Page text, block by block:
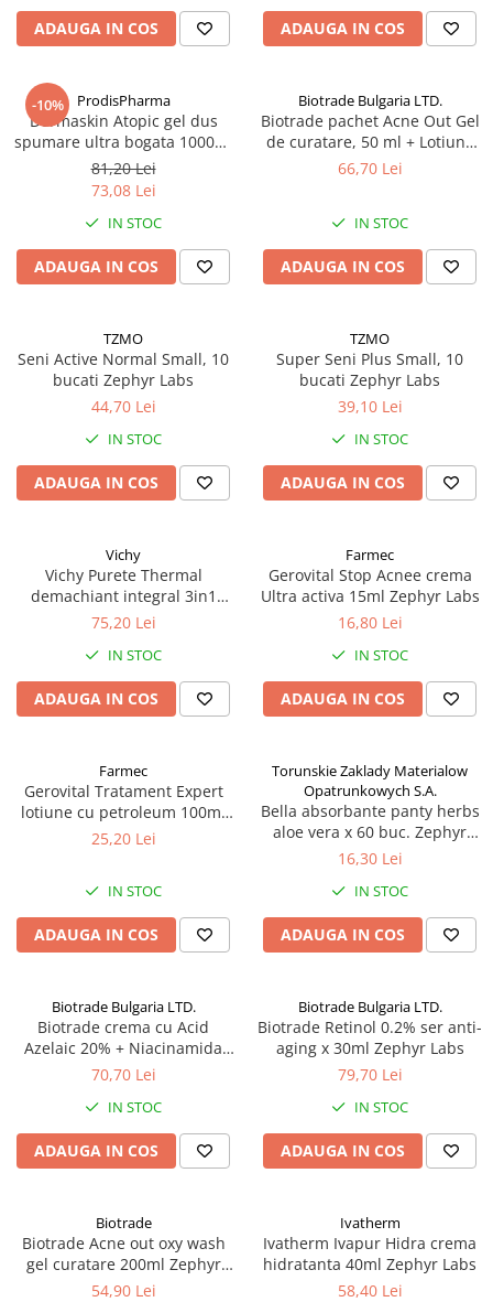
Antioxidanti
Altele-Suplimente alimentare
ADAUGA IN COS ADAUGA IN COS
-10% ProdisPharma
Dermaskin Atopic gel dus
spumare ultra bogata 1000ml
Zephyr Labs
81,20 Lei
73,08 Lei
IN STOC
ADAUGA IN COS
Biotrade Bulgaria LTD.
Biotrade pachet Acne Out Gel
de curatare, 50 ml + Lotiune
activa, 20 ml + Crema
66,70 Lei
IN STOC
ADAUGA IN COS
TZMO
Seni Active Normal Small, 10
bucati Zephyr Labs
44,70 Lei
IN STOC
ADAUGA IN COS
TZMO
Super Seni Plus Small, 10
bucati Zephyr Labs
39,10 Lei
IN STOC
ADAUGA IN COS
Vichy
Vichy Purete Thermal
demachiant integral 3in1
200ml Zephyr Labs
75,20 Lei
IN STOC
ADAUGA IN COS
Farmec
Gerovital Stop Acnee crema
Ultra activa 15ml Zephyr Labs
16,80 Lei
IN STOC
ADAUGA IN COS
Farmec
Gerovital Tratament Expert
lotiune cu petroleum 100ml
Zephyr Labs
25,20 Lei
IN STOC
ADAUGA IN COS
Torunskie Zaklady Materialow
Opatrunkowych S.A.
Bella absorbante panty herbs
aloe vera x 60 buc. Zephyr
Labs
16,30 Lei
IN STOC
ADAUGA IN COS
Biotrade Bulgaria LTD.
Biotrade crema cu Acid
Azelaic 20% + Niacinamida
6%, 30 ml Zephyr Labs
70,70 Lei
IN STOC
ADAUGA IN COS
Biotrade Bulgaria LTD.
Biotrade Retinol 0.2% ser anti-
aging x 30ml Zephyr Labs
79,70 Lei
IN STOC
ADAUGA IN COS
Biotrade
Biotrade Acne out oxy wash
gel curatare 200ml Zephyr
Labs
54,90 Lei
Ivatherm
Ivatherm Ivapur Hidra crema
hidratanta 40ml Zephyr Labs
58,40 Lei